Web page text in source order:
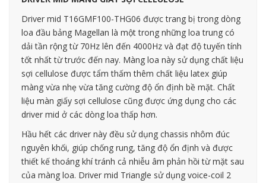
Driver mid T16GMF100-THG06 được trang bị trong dòng
loa đầu bảng Magellan là một trong những loa trung có
dải tần rộng từ 70Hz lên đến 4000Hz và đạt độ tuyến tính
tốt nhất từ trước đến nay. Màng loa này sử dụng chất liệu
sợi cellulose được tẩm thấm thêm chất liệu latex giúp
màng vừa nhẹ vừa tăng cường độ ổn định bề mặt. Chất
liệu màn giấy sợi cellulose cũng được ứng dụng cho các
driver mid ở các dòng loa thấp hơn.
Hầu hết các driver này đều sử dụng chassis nhôm đúc
nguyên khối, giúp chống rung, tăng độ ổn định và được
thiết kế thoáng khí tránh cả nhiễu âm phản hồi từ mặt sau
của màng loa. Driver mid Triangle sử dụng voice-coil 2